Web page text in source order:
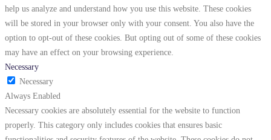
help us analyze and understand how you use this website. These cookies
will be stored in your browser only with your consent. You also have the
option to opt-out of these cookies. But opting out of some of these cookies
may have an effect on your browsing experience.
Necessary
Necessary
Always Enabled
Necessary cookies are absolutely essential for the website to function
properly. This category only includes cookies that ensures basic